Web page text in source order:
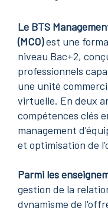
Le BTS
(MCO)est une
niveau Bac+2,
professionnels
une unité
virtuelle. En deux
compétences clés
management
et optimisation de
Parmi les
gestion de la
dynamisme de